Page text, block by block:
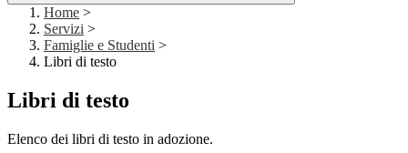
Home >
Servizi >
Famiglie e Studenti >
Libri di testo
Libri di testo
Elenco dei libri di testo in adozione.